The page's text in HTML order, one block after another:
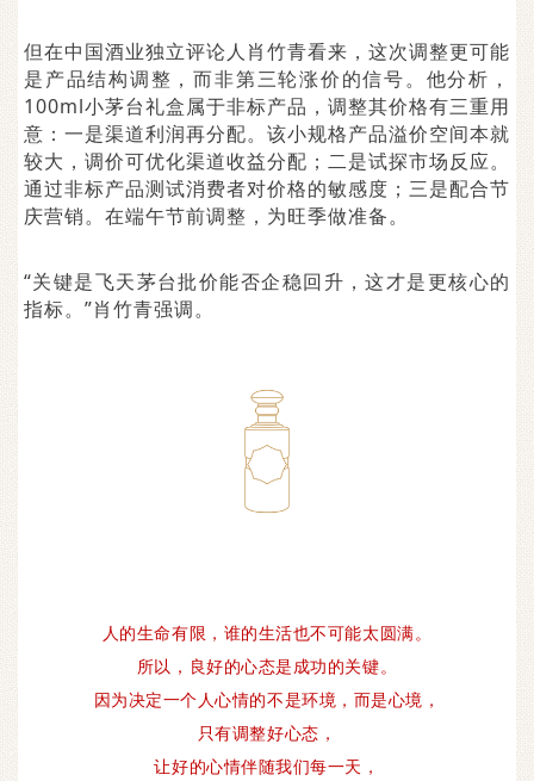
但在中国酒业独立评论人肖竹青看来，这次调整更可能
是产品结构调整，而非第三轮涨价的信号。他分析，
100ml小茅台礼盒属于非标产品，调整其价格有三重用
意：一是渠道利润再分配。该小规格产品溢价空间本就
较大，调价可优化渠道收益分配；二是试探市场反应。
通过非标产品测试消费者对价格的敏感度；三是配合节
庆营销。在端午节前调整，为旺季做准备。
“关键是飞天茅台批价能否企稳回升，这才是更核心的
指标。”肖竹青强调。
人的生命有限，谁的生活也不可能太圆满。
所以，良好的心态是成功的关键。
因为决定一个人心情的不是环境，而是心境，
只有调整好心态，
让好的心情伴随我们每一天，